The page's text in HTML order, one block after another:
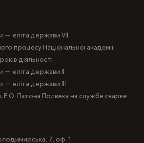
— еліта держави VII
процесу Національної академії
діяльності
— еліта держави II
— еліта держави III
Патона Полвека на службе сварке
7, оф. 1